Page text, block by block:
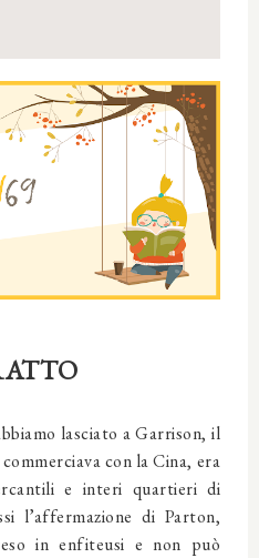
lasciato a Garrison, il
con la Cina, era
e interi quartieri di
l’affermazione di Parton,
in enfiteusi e non può